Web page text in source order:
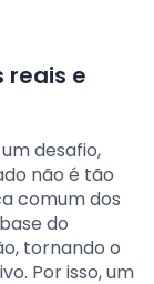
reais e
desafio,
não é tão
comum dos
do
tornando o
Por isso, um